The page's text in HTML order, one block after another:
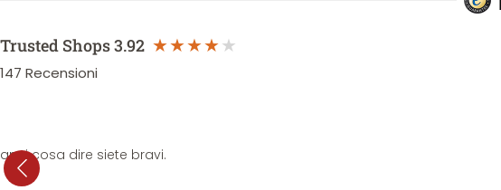
Trusted Shops3.92
147 Recensioni
cosa dire siete bravi.